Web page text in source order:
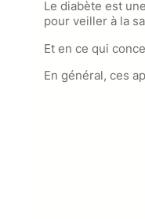
Le diabète est
pour veiller à la
Et en ce qui
En général, ces